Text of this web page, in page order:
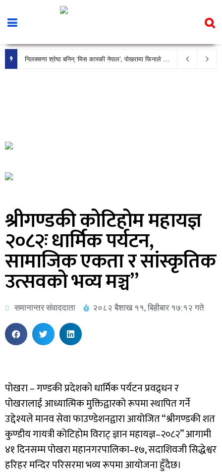
निलक्सणा श्रेष्ठ बनिन् ‘मिस कास्की नेपाल’, पोखरामा फिनाले भव्य रूपमा सम्पन्न
श्रीगण्डकी कोटिहोम महायज्ञ
२०८२ः धार्मिक पर्यटन,
सामाजिक एकता र सांस्कृतिक
उत्सवको भव्य मञ्च”
समानान्तर संवाददाता २०८२ बैशाख ११, बिहीबार १७:१२ गते
पोखरा – गण्डकी प्रदेशको धार्मिक पर्यटन प्रवद्र्धन र
पोखरालाई आध्यात्मिक मुक्तिद्वारको रूपमा स्थापित गर्ने
उद्देश्यले मानव सेवा फाउण्डेशनद्वारा आयोजित “श्रीगण्डकी शत
कुण्डीय गायत्री कोटिहोम विराट् ज्ञान महायज्ञ–२०८२” आगामी
४१ दिनसम्म पोखरा महानगरपालिका–१७, सदाशिवजी सिद्धेश्वर
हरिहर मन्दिर परिसरमा भव्य रूपमा आयोजना हुँदैछ।